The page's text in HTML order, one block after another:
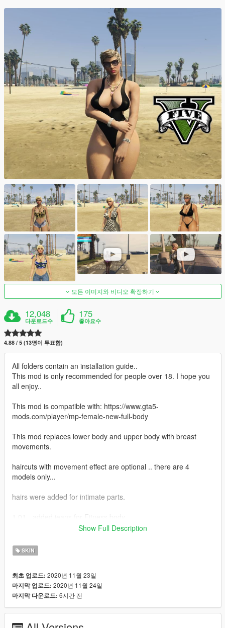
모든 이미지와 비디오 확장하기
12,048
다운로드수
175
좋아요수
4.88 / 5 (13명이 투표함)
All folders contain an installation guide..
This mod is only recommended for people over 18. I hope you
all enjoy..
This mod is compatible with: https://www.gta5-
mods.com/player/mp-female-new-full-body
This mod replaces lower body and upper body with breast
movements.
haircuts with movement effect are optional .. there are 4
models only...
hairs were added for intimate parts.
All folders contain a text file for installation guide.
do not forget to backup your files before installing
I hope everyone will enjoy it.
Show Full Description
SKIN
최초 업로드: 2020년 11월 23일
마지막 업로드: 2020년 11월 24일
마지막 다운로드: 6시간 전